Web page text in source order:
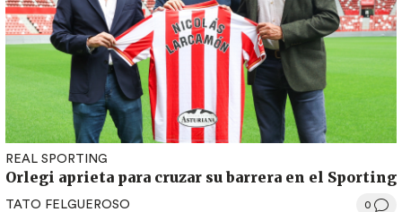
REAL SPORTING
Orlegi aprieta para cruzar su barrera en el Sporting
TATO FELGUEROSO 0